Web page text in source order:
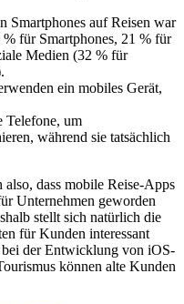
Smartphones auf Reisen war
% für Smartphones, 21 % für
Medien (32 % für
ein mobiles Gerät,
Telefone, um
während sie tatsächlich
dass mobile Reise-Apps
Unternehmen geworden
stellt sich natürlich die
für Kunden interessant
bei der Entwicklung von iOS-
können alte Kunden